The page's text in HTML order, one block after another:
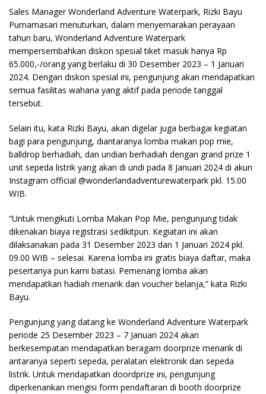
Sales Manager Wonderland Adventure Waterpark, Rizki Bayu
Purnamasari menuturkan, dalam menyemarakan perayaan
tahun baru, Wonderland Adventure Waterpark
mempersembahkan diskon spesial tiket masuk hanya Rp
65.000,-/orang yang berlaku di 30 Desember 2023 – 1 Januari
2024. Dengan diskon spesial ini, pengunjung akan mendapatkan
semua fasilitas wahana yang aktif pada periode tanggal
tersebut.
Selain itu, kata Rizki Bayu, akan digelar juga berbagai kegiatan
bagi para pengunjung, diantaranya lomba makan pop mie,
balldrop berhadiah, dan undian berhadiah dengan grand prize 1
unit sepeda listrik yang akan di undi pada 8 Januari 2024 di akun
Instagram official @wonderlandadventurewaterpark pkl. 15.00
WIB.
“Untuk mengikuti Lomba Makan Pop Mie, pengunjung tidak
dikenakan biaya registrasi sedikitpun. Kegiatan ini akan
dilaksanakan pada 31 Desember 2023 dan 1 Januari 2024 pkl.
09.00 WIB – selesai. Karena lomba ini gratis biaya daftar, maka
pesertanya pun kami batasi. Pemenang lomba akan
mendapatkan hadiah menarik dan voucher belanja,” kata Rizki
Bayu.
Pengunjung yang datang ke Wonderland Adventure Waterpark
periode 25 Desember 2023 – 7 Januari 2024 akan
berkesempatan mendapatkan beragam doorprize menarik di
antaranya seperti sepeda, peralatan elektronik dan sepeda
listrik. Untuk mendapatkan doordprize ini, pengunjung
diperkenankan mengisi form pendaftaran di booth doorprize